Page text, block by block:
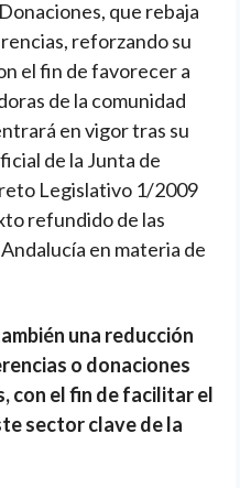
que rebaja
reforzando su
el fin de favorecer a
de la comunidad
en vigor tras su
de la Junta de
Legislativo 1/2009
refundido de las
en materia de
una reducción
o donaciones
con el fin de facilitar el
sector clave de la